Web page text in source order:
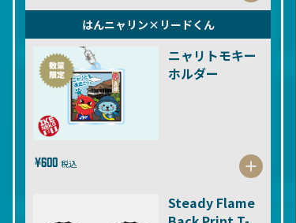
はんニャリン×リードくん
ニャリトモキー
ホルダー
¥600 税込
Steady Flame